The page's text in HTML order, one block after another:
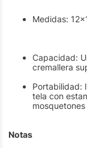
Medidas:
Capacidad:
cremallera
Portabilidad:
tela con
Notas